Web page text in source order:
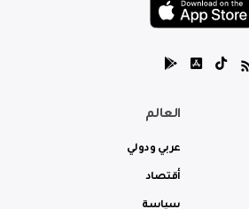
العالم
عربي ودولي
أقتصاد
سياسة